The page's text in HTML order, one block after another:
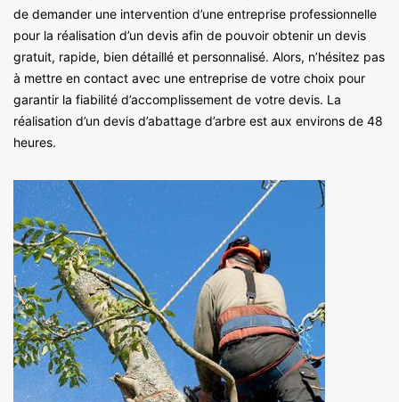
de demander une intervention d’une entreprise professionnelle
pour la réalisation d’un devis afin de pouvoir obtenir un devis
gratuit, rapide, bien détaillé et personnalisé. Alors, n’hésitez pas
à mettre en contact avec une entreprise de votre choix pour
garantir la fiabilité d’accomplissement de votre devis. La
réalisation d’un devis d’abattage d’arbre est aux environs de 48
heures.